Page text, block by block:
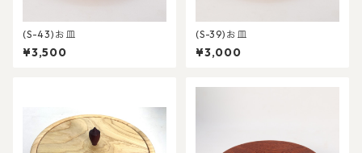
(S-43)お皿
¥3,500
(S-39)お皿
¥3,000